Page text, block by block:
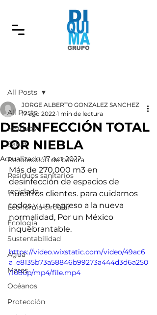
All Posts
residuos
Salud
Recolección de basura
Residuos sanitarios
reciclado
Economia circular
Ecología
Sustentabilidad
Agua
Mares
Océanos
Protección
All Posts
DESINFECCIÓN TOTAL
POR NIEBLA
JORGE ALBERTO GONZALEZ SANCHEZ
17 ago 2022 1 min de lectura
Actualizado:17 oct 2022
Más de 270,000 m3 en
desinfección de espacios de
nuestros clientes. para cuidarnos
todos y un regreso a la nueva
normalidad, Por un México
inquebrantable.
https://video.wixstatic.com/video/49ac6
a_e8135b73a58846b99273a444d3d6a250
/1080p/mp4/file.mp4